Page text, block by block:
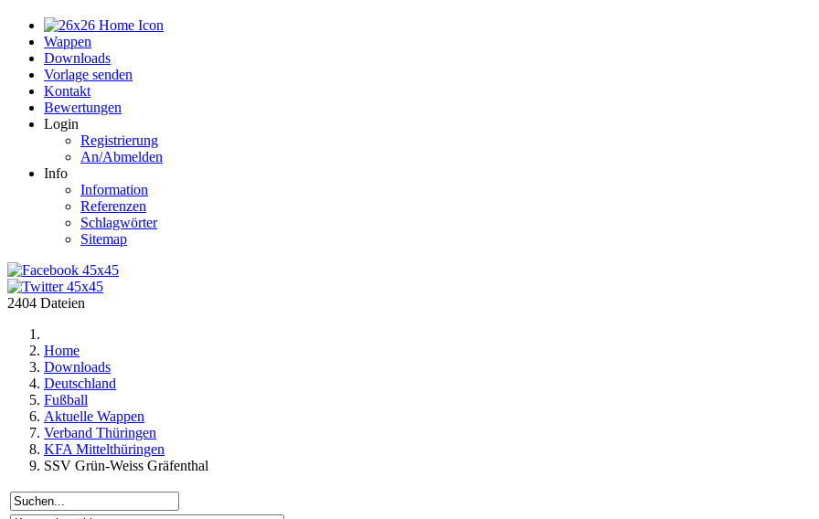
Wappen
Downloads
Vorlage senden
Kontakt
Bewertungen
Login
Registrierung
An/Abmelden
Info
Information
Referenzen
Schlagwörter
Sitemap
2404 Dateien
Home
Downloads
Deutschland
Fußball
Aktuelle Wappen
Verband Thüringen
KFA Mittelthüringen
SSV Grün-Weiss Gräfenthal